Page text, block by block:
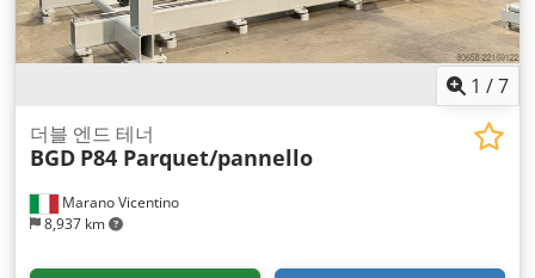
1 /7
Marano Vicentino
8,937 km
더블 엔드 테너
BGD P84 Parquet/pannello